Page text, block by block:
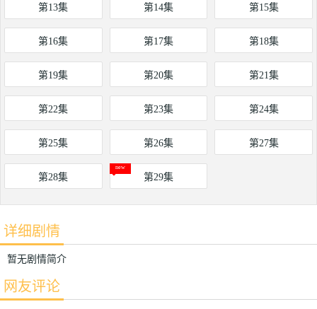
第13集 第14集 第15集
第16集 第17集 第18集
第19集 第20集 第21集
第22集 第23集 第24集
第25集 第26集 第27集
第28集 第29集
详细剧情
暂无剧情简介
网友评论